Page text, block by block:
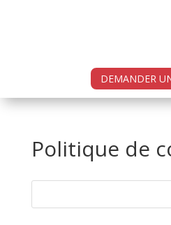
DEMANDER
Politique de